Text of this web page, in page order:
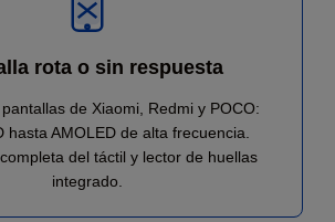
rota o sin respuesta
de Xiaomi, Redmi y POCO:
hasta AMOLED de alta frecuencia.
del táctil y lector de huellas
integrado.